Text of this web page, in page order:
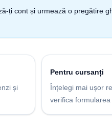
ți cont și urmează o pregătire
și
Pentru cursanți
Înțelegi mai ușor
verifica formularea